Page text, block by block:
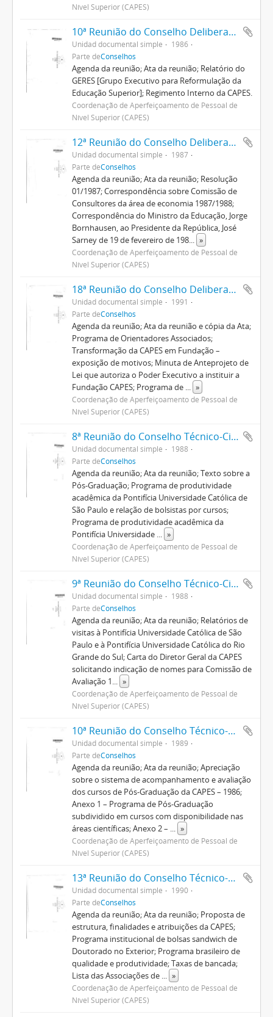
Nível Superior (CAPES)
10ª Reunião do Conselho Deliberativo
Unidad documental simple
1986
Parte deConselhos
Agenda da reunião; Ata da reunião; Relatório do
GERES [Grupo Executivo para Reformulação da
Educação Superior]; Regimento Interno da CAPES.
Coordenação de Aperfeiçoamento de Pessoal de
Nível Superior (CAPES)
12ª Reunião do Conselho Deliberativo
Unidad documental simple
1987
Parte deConselhos
Agenda da reunião; Ata da reunião; Resolução
01/1987; Correspondência sobre Comissão de
Consultores da área de economia 1987/1988;
Correspondência do Ministro da Educação, Jorge
Bornhausen, ao Presidente da República, José
Sarney de 19 de fevereiro de 198... »
Coordenação de Aperfeiçoamento de Pessoal de
Nível Superior (CAPES)
18ª Reunião do Conselho Deliberativo
Unidad documental simple
1991
Parte deConselhos
Agenda da reunião; Ata da reunião e cópia da Ata;
Programa de Orientadores Associados;
Transformação da CAPES em Fundação –
exposição de motivos; Minuta de Anteprojeto de
Lei que autoriza o Poder Executivo a instituir a
Fundação CAPES; Programa de ... »
Coordenação de Aperfeiçoamento de Pessoal de
Nível Superior (CAPES)
8ª Reunião do Conselho Técnico-Científico
Unidad documental simple
1988
Parte deConselhos
Agenda da reunião; Ata da reunião; Texto sobre a
Pós-Graduação; Programa de produtividade
acadêmica da Pontifícia Universidade Católica de
São Paulo e relação de bolsistas por cursos;
Programa de produtividade acadêmica da
Pontifícia Universidade ... »
Coordenação de Aperfeiçoamento de Pessoal de
Nível Superior (CAPES)
9ª Reunião do Conselho Técnico-Científico
Unidad documental simple
1988
Parte deConselhos
Agenda da reunião; Ata da reunião; Relatórios de
visitas à Pontifícia Universidade Católica de São
Paulo e à Pontifícia Universidade Católica do Rio
Grande do Sul; Carta do Diretor Geral da CAPES
solicitando indicação de nomes para Comissão de
Avaliação 1... »
Coordenação de Aperfeiçoamento de Pessoal de
Nível Superior (CAPES)
10ª Reunião do Conselho Técnico-Científico
Unidad documental simple
1989
Parte deConselhos
Agenda da reunião; Ata da reunião; Apreciação
sobre o sistema de acompanhamento e avaliação
dos cursos de Pós-Graduação da CAPES – 1986;
Anexo 1 – Programa de Pós-Graduação
subdividido em cursos com disponibilidade nas
áreas científicas; Anexo 2 – ... »
Coordenação de Aperfeiçoamento de Pessoal de
Nível Superior (CAPES)
13ª Reunião do Conselho Técnico-Científico
Unidad documental simple
1990
Parte deConselhos
Agenda da reunião; Ata da reunião; Proposta de
estrutura, finalidades e atribuições da CAPES;
Programa institucional de bolsas sandwich de
Doutorado no Exterior; Programa brasileiro de
qualidade e produtividade; Taxas de bancada;
Lista das Associações de ... »
Coordenação de Aperfeiçoamento de Pessoal de
Nível Superior (CAPES)